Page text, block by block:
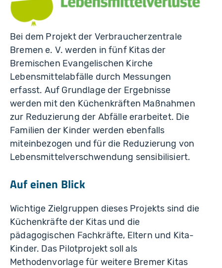
Bei dem Projekt der Verbraucherzentrale
Bremen e. V. werden in fünf Kitas der
Bremischen Evangelischen Kirche
Lebensmittelabfälle durch Messungen
erfasst. Auf Grundlage der Ergebnisse
werden mit den Küchenkräften Maßnahmen
zur Reduzierung der Abfälle erarbeitet. Die
Familien der Kinder werden ebenfalls
miteinbezogen und für die Reduzierung von
Lebensmittelverschwendung sensibilisiert.
Auf einen Blick
Wichtige Zielgruppen dieses Projekts sind die
Küchenkräfte der Kitas und die
pädagogischen Fachkräfte, Eltern und Kita-
Kinder. Das Pilotprojekt soll als
Methodenvorlage für weitere Bremer Kitas